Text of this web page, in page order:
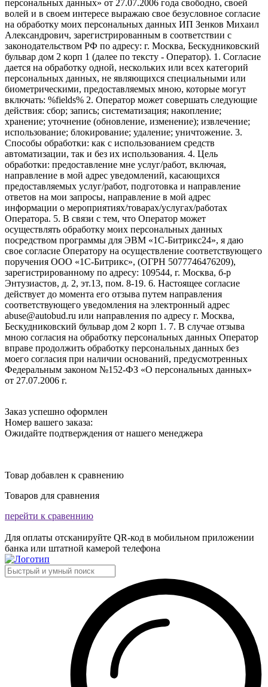
персональных данных» от 27.07.2006 года свободно, своей
волей и в своем интересе выражаю свое безусловное согласие
на обработку моих персональных данных ИП Зенков Михаил
Александрович, зарегистрированным в соответствии с
законодательством РФ по адресу: г. Москва, Бескудниковский
бульвар дом 2 корп 1 (далее по тексту - Оператор). 1. Согласие
дается на обработку одной, нескольких или всех категорий
персональных данных, не являющихся специальными или
биометрическими, предоставляемых мною, которые могут
включать: %fields% 2. Оператор может совершать следующие
действия: сбор; запись; систематизация; накопление;
хранение; уточнение (обновление, изменение); извлечение;
использование; блокирование; удаление; уничтожение. 3.
Способы обработки: как с использованием средств
автоматизации, так и без их использования. 4. Цель
обработки: предоставление мне услуг/работ, включая,
направление в мой адрес уведомлений, касающихся
предоставляемых услуг/работ, подготовка и направление
ответов на мои запросы, направление в мой адрес
информации о мероприятиях/товарах/услугах/работах
Оператора. 5. В связи с тем, что Оператор может
осуществлять обработку моих персональных данных
посредством программы для ЭВМ «1С-Битрикс24», я даю
свое согласие Оператору на осуществление соответствующего
поручения ООО «1С-Битрикс», (ОГРН 5077746476209),
зарегистрированному по адресу: 109544, г. Москва, б-р
Энтузиастов, д. 2, эт.13, пом. 8-19. 6. Настоящее согласие
действует до момента его отзыва путем направления
соответствующего уведомления на электронный адрес
abuse@autobud.ru или направления по адресу г. Москва,
Бескудниковский бульвар дом 2 корп 1. 7. В случае отзыва
мною согласия на обработку персональных данных Оператор
вправе продолжить обработку персональных данных без
моего согласия при наличии оснований, предусмотренных
Федеральным законом №152-ФЗ «О персональных данных»
от 27.07.2006 г.
Заказ успешно оформлен
Номер вашего заказа:
Ожидайте подтверждения от нашего менеджера
Товар добавлен к сравнению
Товаров для сравнения
перейти к сравеннию
Для оплаты отсканируйте QR-код в мобильном приложении
банка или штатной камерой телефона